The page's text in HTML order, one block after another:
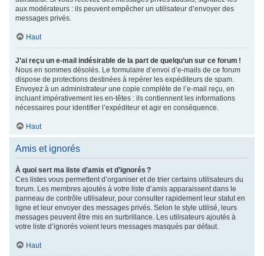
aux modérateurs : ils peuvent empêcher un utilisateur d’envoyer des
messages privés.
Haut
J’ai reçu un e-mail indésirable de la part de quelqu’un sur ce forum !
Nous en sommes désolés. Le formulaire d’envoi d’e-mails de ce forum
dispose de protections destinées à repérer les expéditeurs de spam.
Envoyez à un administrateur une copie complète de l’e-mail reçu, en
incluant impérativement les en-têtes : ils contiennent les informations
nécessaires pour identifier l’expéditeur et agir en conséquence.
Haut
Amis et ignorés
À quoi sert ma liste d’amis et d’ignorés ?
Ces listes vous permettent d’organiser et de trier certains utilisateurs du
forum. Les membres ajoutés à votre liste d’amis apparaissent dans le
panneau de contrôle utilisateur, pour consulter rapidement leur statut en
ligne et leur envoyer des messages privés. Selon le style utilisé, leurs
messages peuvent être mis en surbrillance. Les utilisateurs ajoutés à
votre liste d’ignorés voient leurs messages masqués par défaut.
Haut